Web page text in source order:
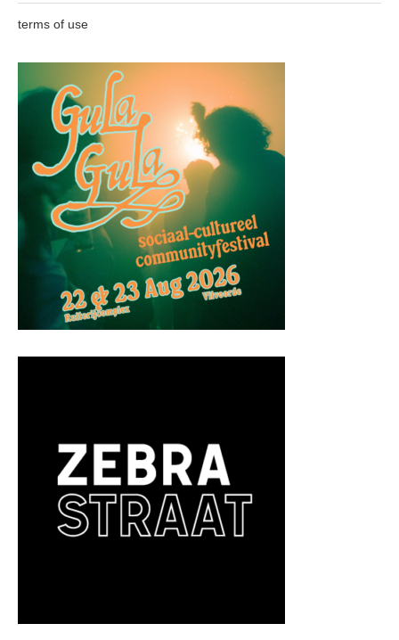
terms of use